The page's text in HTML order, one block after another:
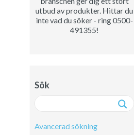
utbud av produkter. Hittar du
inte vad du söker - ring 0500-
491355!
Sök
Avancerad sökning